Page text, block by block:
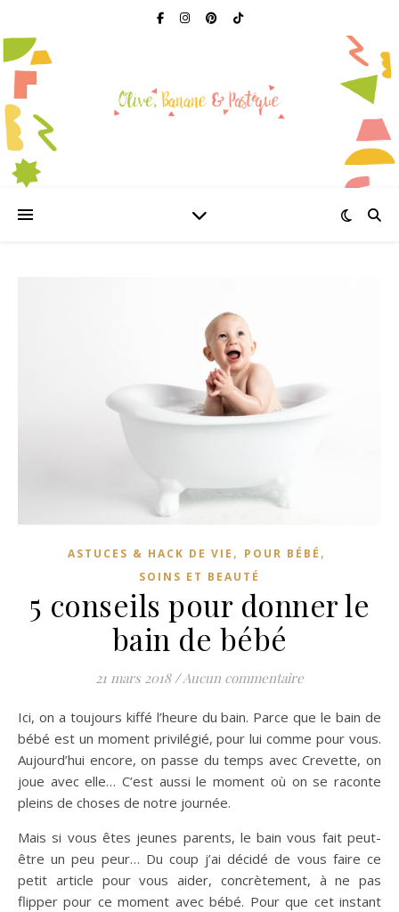
ASTUCES & HACK DE VIE , POUR BÉBÉ ,
SOINS ET BEAUTÉ
5 conseils pour donner le
bain de bébé
21 mars 2018 / Aucun commentaire
Ici, on a toujours kiffé l’heure du bain. Parce que le bain de
bébé est un moment privilégié, pour lui comme pour vous.
Aujourd’hui encore, on passe du temps avec Crevette, on
joue avec elle… C’est aussi le moment où on se raconte
pleins de choses de notre journée.
Mais si vous êtes jeunes parents, le bain vous fait peut-
être un peu peur… Du coup j’ai décidé de vous faire ce
petit article pour vous aider, concrètement, à ne pas
flipper pour ce moment avec bébé. Pour que cet instant